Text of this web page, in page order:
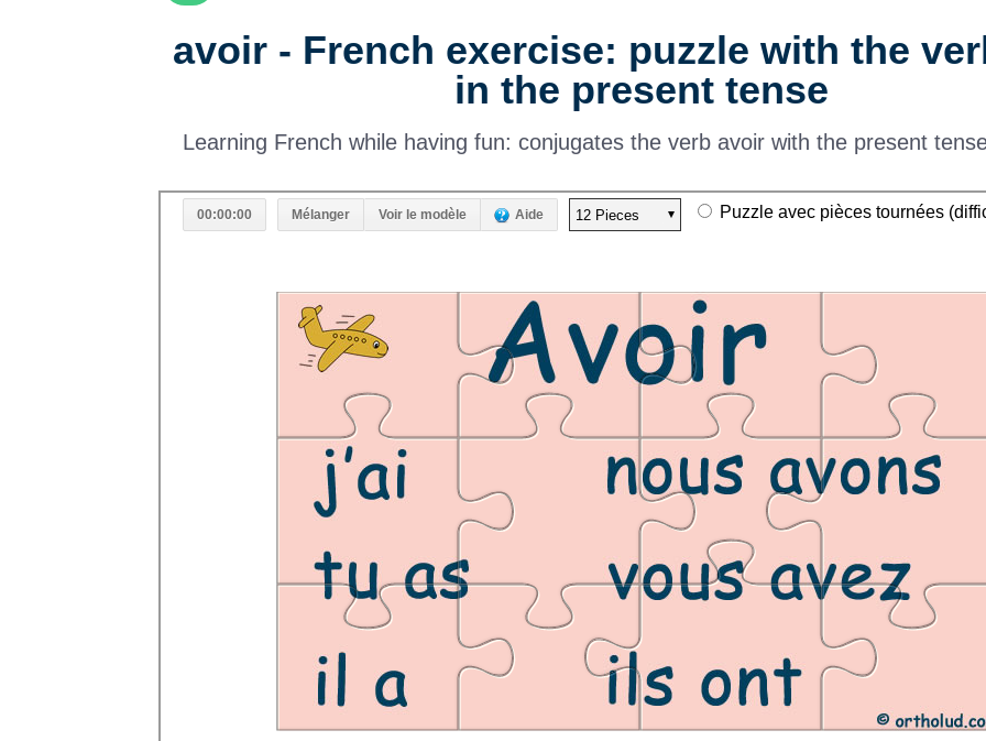
avoir - French exercise: puzzle with the
in the present tense
Learning French while having fun: conjugates the verb avoir with the present